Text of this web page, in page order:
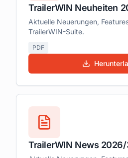
TrailerWIN Neuheiten
Aktuelle Neuerungen,
TrailerWIN-Suite.
PDF
TrailerWIN News